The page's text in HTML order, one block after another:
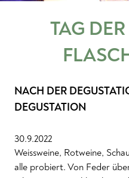
TAG
NACH DER
DEGUSTATION
30.9.2022
Weissweine, Rotweine,
alle probiert. Von Feder